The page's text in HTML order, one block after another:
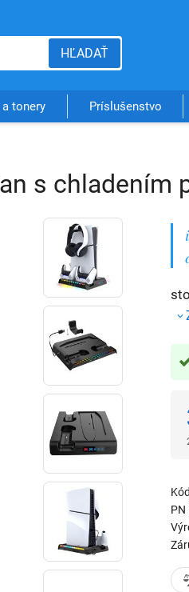
HĽADAŤ
tonery Príslušenstvo
s chladením
PN